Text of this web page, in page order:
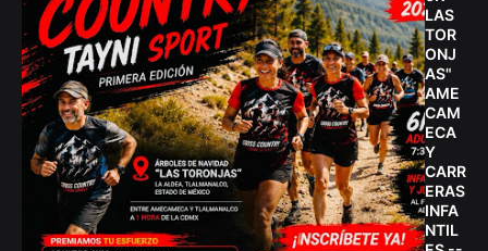
LAS
TOR
ONJ
AS"
AME
CAM
ECA
Y
CARR
ERAS
INFA
NTIL